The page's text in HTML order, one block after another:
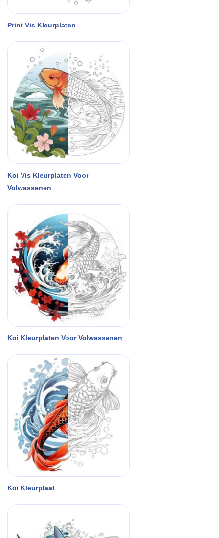
Print Vis Kleurplaten
Koi Vis Kleurplaten Voor
Volwassenen
Koi Kleurplaten Voor Volwassenen
Koi Kleurplaat